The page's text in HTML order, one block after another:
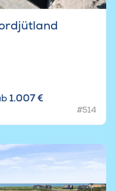
1.007 €
#514